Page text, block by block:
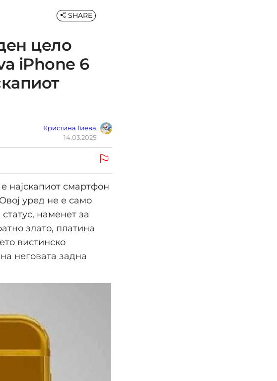
цело
iPhone 6
Кристина Гиева
14.03.2025
SHARE
најскапиот смартфон
уред не е само
наменет за
злато, платина
вистинско
неговата задна